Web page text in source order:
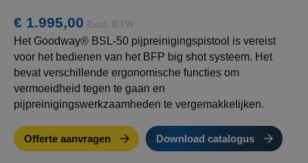
€ 1.995,00 Excl. BTW
Het Goodway® BSL-50 pijpreinigingspistool is vereist
voor het bedienen van het BFP big shot systeem. Het
bevat verschillende ergonomische functies om
vermoeidheid tegen te gaan en
pijpreinigingswerkzaamheden te vergemakkelijken.
Offerte aanvragen Download catalogus